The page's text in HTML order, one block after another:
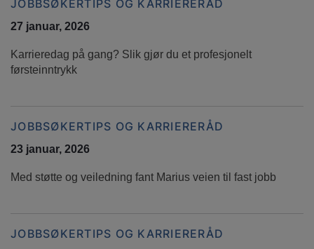
JOBBSØKERTIPS OG KARRIERERÅD
27 januar, 2026
Karrieredag på gang? Slik gjør du et profesjonelt
førsteinntrykk
JOBBSØKERTIPS OG KARRIERERÅD
23 januar, 2026
Med støtte og veiledning fant Marius veien til fast jobb
JOBBSØKERTIPS OG KARRIERERÅD